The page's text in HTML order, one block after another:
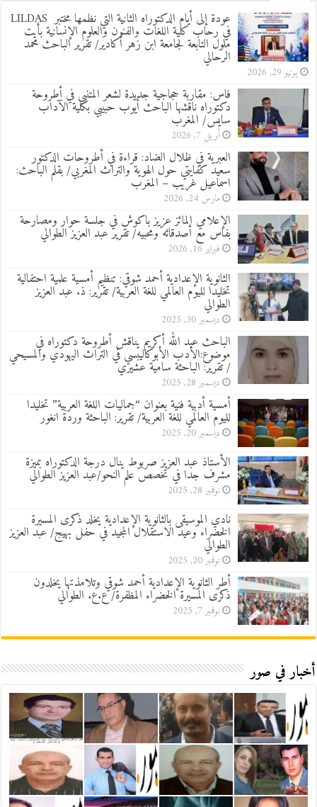
عودة إلى أيام الدكتوراه الثانية التي نظمها مختبر LILDAS
في رحاب كلية اللغات والفنون والعلوم الإنسانية بأيت
ملول التابعة لجامعة ابن زهر أكادير/ تقرير الباحث محمد
الرحالي
يونيو 29, 2026
فاس: مقاربة حجاجية جديدة لشعر المتنبي في أطروحة
دكتوراه ناقشها الباحث أيوب حبيبي بكلية الآداب
سايس/ المغرب
أبريل 7, 2026
العبرية في ظلال الضاد: قراءة في أطروحات الدكتور
سعيد كفايتي حول الهوية والتراث المغربي/ بقلم الباحث:
اسماعيل غريب – المغرب
مارس 24, 2026
الإعلامي المائز عزيز باكوش في جلسة حوار ومصارحة
بفاس مع أصدقائه ومحبيه/ تقرير عبد العزيز الطوالي
فبراير 16, 2026
الثانوية الإعدادية أحمد شوقي: تنظيم أمسية علمية احتفالية
تخليدا لليوم العالمي للغة العربية/ تقرير: ذ. عبد العزيز
الطوالي
ديسمبر 30, 2025
الباحث عبد الله أكريم يناقش أطروحة دكتوراه في
موضوع:الأدب الأبوكاليبسي في التراث اليهودي والمسيحي
/ تقرير: الباحثة سامية عشيري
ديسمبر 28, 2025
أمسية أدبية فنية بعنوان “جماليات اللغة العربية” تخليدا
لليوم العالمي للغة العربية/ تقرير: الباحثة وردة انغور
ديسمبر 20, 2025
الأستاذ عبد العزيز صربوط ينال درجة الدكتوراه بميزة
مشرف جدا في تخصص علم النحو/عبد العزيز الطوالي
نوفمبر 28, 2025
نادي الموسيقى بالثانوية الإعدادية يخلد ذكرى المسيرة
الخضراء وعيد الاستقلال المجيد في حفل بهيج/ عبد العزيز
الطوالي
نوفمبر 20, 2025
أطر الثانوية الإعدادية أحمد شوقي وتلامذتها يخلدون
ذكرى المسيرة الخضراء المظفرة/ ع.ع. الطوالي
نوفمبر 7, 2025
أخبار في صور